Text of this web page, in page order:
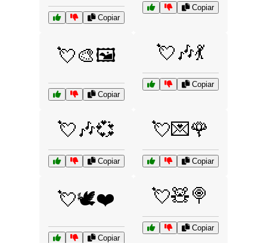
Copiar
Copiar
💘🎨🖼️
Copiar
💘🎶💃
Copiar
💘🎶💞
Copiar
💘💌🌹
Copiar
💘🕊️❤️
Copiar
💘🧸🍭
Copiar